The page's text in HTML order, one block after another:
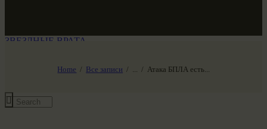
Home Все записи Атака БПЛА есть...
ЗВЕЗДНЫЕ ВРАТА